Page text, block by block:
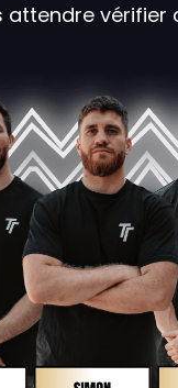
attendre vérifier